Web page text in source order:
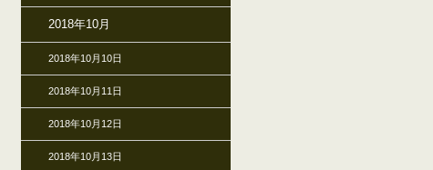
2018年10月
2018年10月10日
2018年10月11日
2018年10月12日
2018年10月13日